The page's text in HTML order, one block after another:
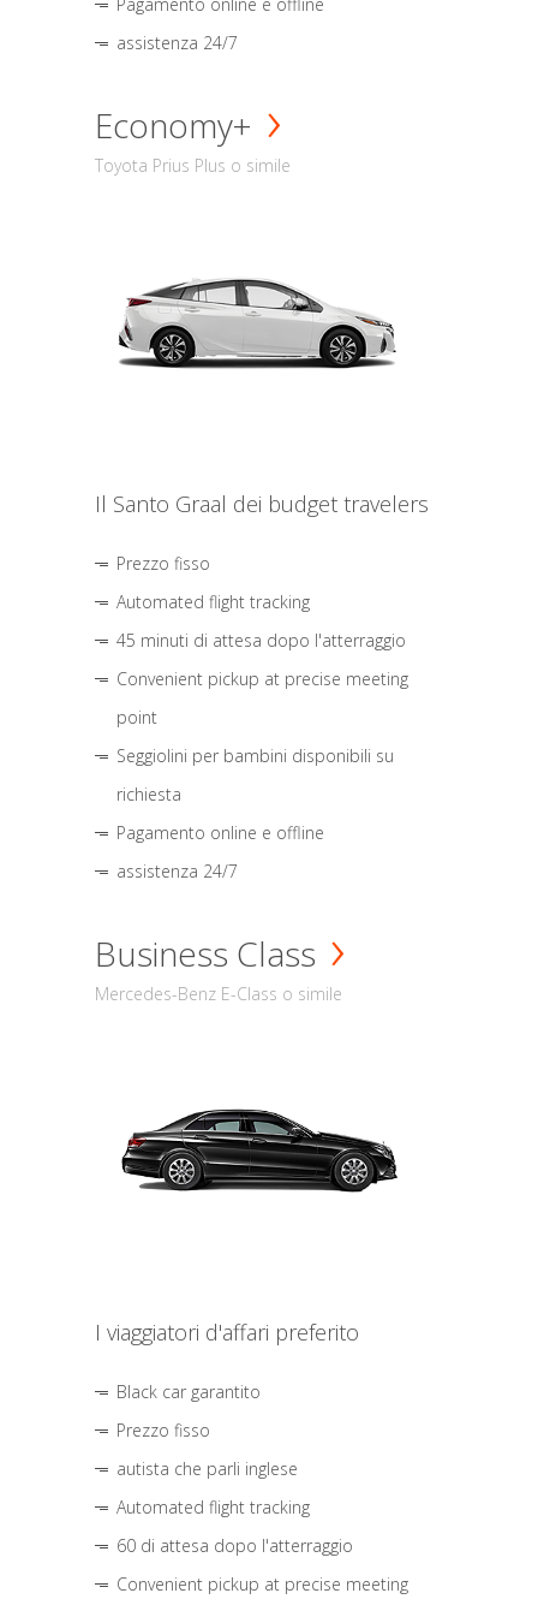
assistenza 24/7
Economy+
Toyota Prius Plus o simile
Il Santo Graal dei budget travelers
Prezzo fisso
Automated flight tracking
45 minuti di attesa dopo l'atterraggio
Convenient pickup at precise meeting
point
Seggiolini per bambini disponibili su
richiesta
Pagamento online e offline
assistenza 24/7
Business Class
Mercedes-Benz E-Class o simile
I viaggiatori d'affari preferito
Black car garantito
Prezzo fisso
autista che parli inglese
Automated flight tracking
60 di attesa dopo l'atterraggio
Convenient pickup at precise meeting